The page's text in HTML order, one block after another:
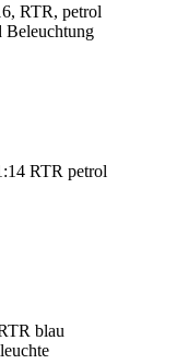
RTR, petrol
Beleuchtung
RTR petrol
blau